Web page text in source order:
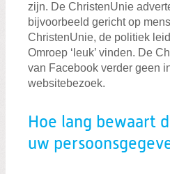
zijn. De ChristenUnie
bijvoorbeeld gericht op
ChristenUnie, de politiek
Omroep ‘leuk’ vinden. De
van Facebook verder geen
websitebezoek.
Hoe lang bewaart
uw